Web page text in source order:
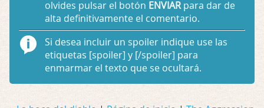
olvides pulsar el botón ENVIARpara dar de
alta definitivamente el comentario.
Si desea incluir un spoiler indique use las
etiquetas [spoiler] y [/spoiler] para
enmarmar el texto que se ocultará.